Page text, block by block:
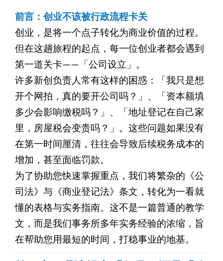
前言：创业不该被行政流程卡关
创业，是将一个点子转化为商业价值的过程。
但在这趟旅程的起点，每一位创业者都会遇到
第一道关卡——「公司设立」。
许多新创负责人常有这样的困惑：「我只是想
开个网拍，真的要开公司吗？」、「资本额填
多少会影响缴税吗？」、「地址登记在自己家
里，房屋税会变贵吗？」。这些问题如果没有
在第一时间厘清，往往会导致后续税务成本的
增加，甚至面临罚款。
为了协助您快速掌握重点，我们将繁杂的《公
司法》与《商业登记法》条文，转化为一看就
懂的表格与实务指南。这不是一篇普通的教学
文，而是我们事务所多年实务经验的浓缩，旨
在帮助您用最短的时间，打稳事业的地基。